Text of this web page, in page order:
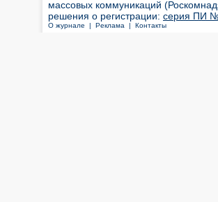
массовых коммуникаций
решения о регистрации: серия ПИ №
О журнале | Реклама | Контакты